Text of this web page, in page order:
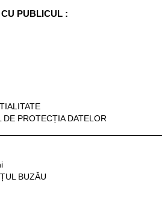
PUBLICUL :
PROTECȚIA DATELOR
BUZĂU